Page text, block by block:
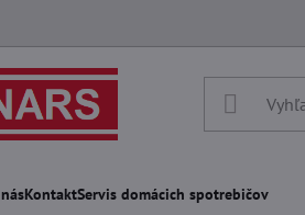
KontaktServis domácich spotrebičov